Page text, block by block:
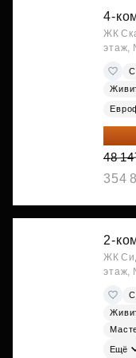
4-
ЖК
этаж,
38
48
354
2-
ЖК
этаж,
Ещё